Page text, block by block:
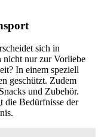
sich in
nicht nur zur Vorliebe
In einem speziell
geschützt. Zudem
und Zubehör.
die Bedürfnisse der